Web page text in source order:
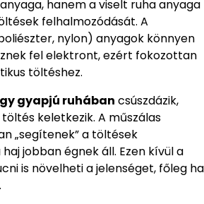
hanem a viselt ruha anyaga
felhalmozódását. A
nylon) anyagok könnyen
fel elektront, ezért fokozottan
töltéshez.
gyapjú ruhában csúszdázik,
keletkezik. A műszálas
„segítenek” a töltések
jobban égnek áll. Ezen kívül a
is növelheti a jelenséget, főleg ha